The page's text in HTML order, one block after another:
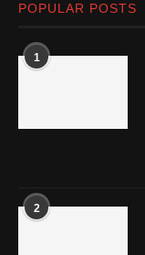
POPULAR POSTS
1
2